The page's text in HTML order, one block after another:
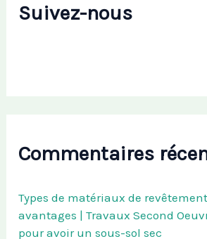
Suivez-nous
Commentaires
Types de matériaux de
avantages | Travaux Second
pour avoir un sous-sol sec